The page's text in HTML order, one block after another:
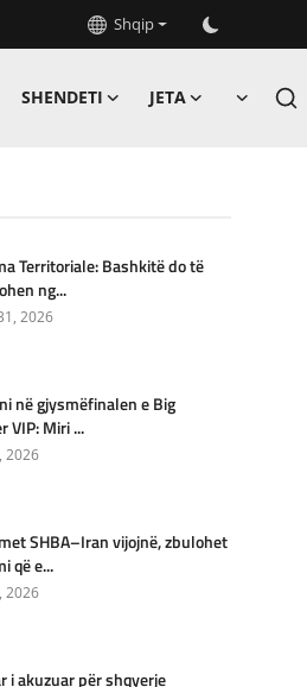
Shqip
SHENDETI JETA
Territoriale: Bashkitë do të
ng...
2026
në gjysmëfinalen e Big
VIP: Miri ...
2026
SHBA–Iran vijojnë, zbulohet
që e...
2026
i akuzuar për shqyerje